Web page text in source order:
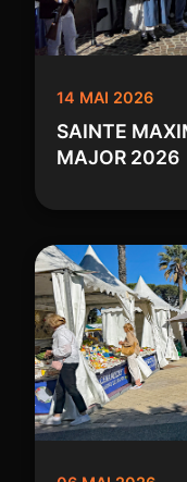
14 MAI 2026
SAINTE
MAJOR 2026